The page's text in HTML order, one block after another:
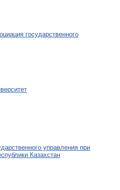
государственного
управления при
Казахстан